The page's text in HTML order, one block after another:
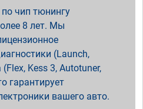
чип тюнингу
8 лет. Мы
(Launch,
Kess 3, Autotuner,
гарантирует
вашего авто.